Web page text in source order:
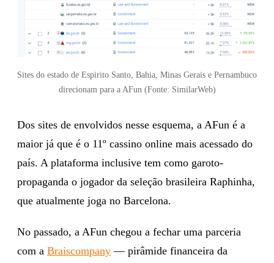
Sites do estado de Espirito Santo, Bahia, Minas Gerais e Pernambuco
direcionam para a AFun (Fonte: SimilarWeb)
Dos sites de envolvidos nesse esquema, a AFun é a
maior já que é o 11º cassino online mais acessado do
país. A plataforma inclusive tem como garoto-
propaganda o jogador da seleção brasileira Raphinha,
que atualmente joga no Barcelona.
No passado, a AFun chegou a fechar uma parceria
com a Braiscompany — pirâmide financeira da